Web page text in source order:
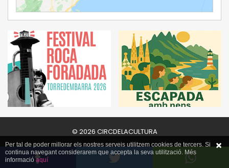
© 2026 CIRCDELACULTURA
Per tal de poder millorar els nostres serveis utilitzem cookies de tercers. Si
continua navegant considerarem que accepta la seva utilització. Més
informacióaquí